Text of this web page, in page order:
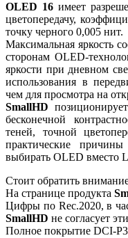
OLED 16имеет
цветопередачу,
точку черного 0,005 нит.
Максимальная яркость
сторонам OLED-
яркости при дневном
использования в
чем для просмотра на
SmallHD
бесконечной
теней, точной
практические
выбирать OLED вместо
Стоит обратить
На странице продукта
Цифры по Rec.2020, в
SmallHD не согласует
Полное покрытие DCI-